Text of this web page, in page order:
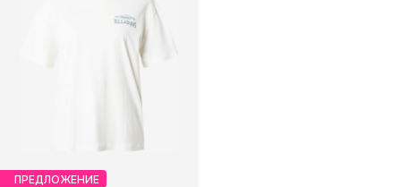
ПРЕДЛОЖЕНИЕ